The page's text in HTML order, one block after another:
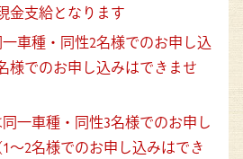
金支給となります
車種・同性2名様でのお申し込
様でのお申し込みはできませ
一車種・同性3名様でのお申し
～2名様でのお申し込みはでき